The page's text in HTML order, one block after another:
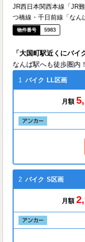
JR西日本関西本線「JR
つ橋線・千日前線「なん
5983
「大国町駅近くにバイ
なんば駅へも徒歩圏内
1 バイク LL区画
月額
2 バイク S区画
月額